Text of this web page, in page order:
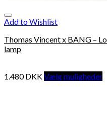
Add to Wishlist
Thomas Vincent x BANG –
lamp
1.480DKKVælg muligheder